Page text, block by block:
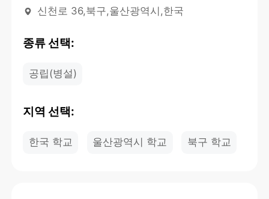
신천로 36,북구,울산광역시,한국
종류 선택:
공립(병설)
지역 선택:
한국 학교 울산광역시 학교 북구 학교